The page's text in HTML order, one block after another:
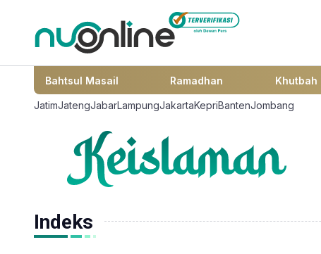
Bahtsul Masail Ramadhan Khutbah
JatimJatengJabarLampungJakartaKepriBantenJombang
Indeks